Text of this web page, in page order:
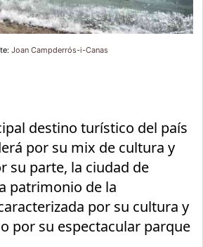
Joan Campderrós-i-Canas
destino turístico del país
por su mix de cultura y
su parte, la ciudad de
patrimonio de la
por su cultura y
por su espectacular parque